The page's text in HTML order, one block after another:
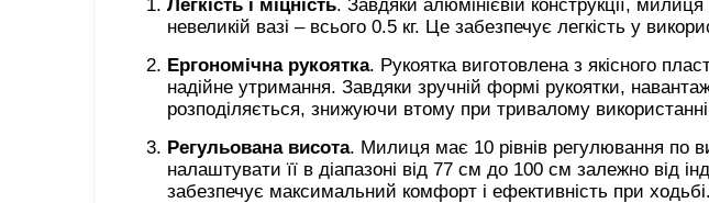
Легкість і міцність. Завдяки алюмінієвій конструкції,
невеликій вазі – всього 0.5 кг. Це забезпечує легкість у
Ергономічна рукоятка. Рукоятка виготовлена з якісного
надійне утримання. Завдяки зручній формі рукоятки,
розподіляється, знижуючи втому при тривалому
Регульована висота. Милиця має 10 рівнів регулювання по
налаштувати її в діапазоні від 77 см до 100 см залежно від
забезпечує максимальний комфорт і ефективність при ходьбі.